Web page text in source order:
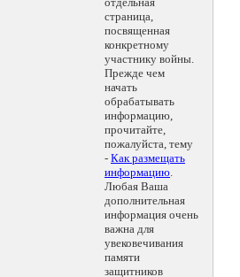
страница,
посвященная
конкретному
участнику войны.
Прежде чем
начать
обрабатывать
информацию,
прочитайте,
пожалуйста, тему
- Как размещать
информацию.
Любая Ваша
дополнительная
информация очень
важна для
увековечивания
памяти
защитников